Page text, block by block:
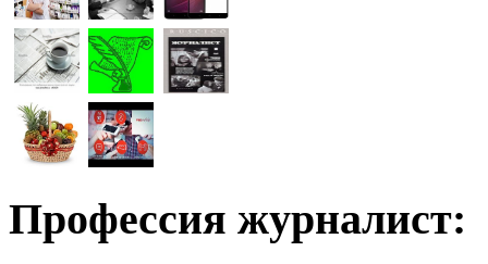
Профессия журналист: